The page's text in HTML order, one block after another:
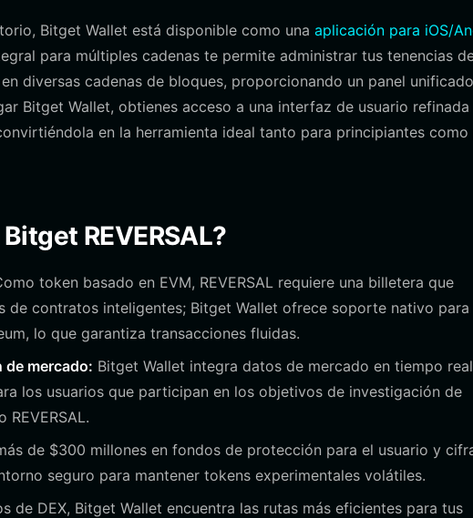
Bitget Wallet está disponible como una aplicación para iOS/
para múltiples cadenas te permite administrar tus tenencias
diversas cadenas de bloques, proporcionando un panel
Bitget Wallet, obtienes acceso a una interfaz de usuario refinada
en la herramienta ideal tanto para principiantes como
REVERSAL?
token basado en EVM, REVERSAL requiere una billetera que
de contratos inteligentes; Bitget Wallet ofrece soporte nativo para
lo que garantiza transacciones fluidas.
de mercado: Bitget Wallet integra datos de mercado en tiempo
los usuarios que participan en los objetivos de investigación de
de $300 millones en fondos de protección para el usuario y
seguro para mantener tokens experimentales volátiles.
de DEX, Bitget Wallet encuentra las rutas más eficientes para tus